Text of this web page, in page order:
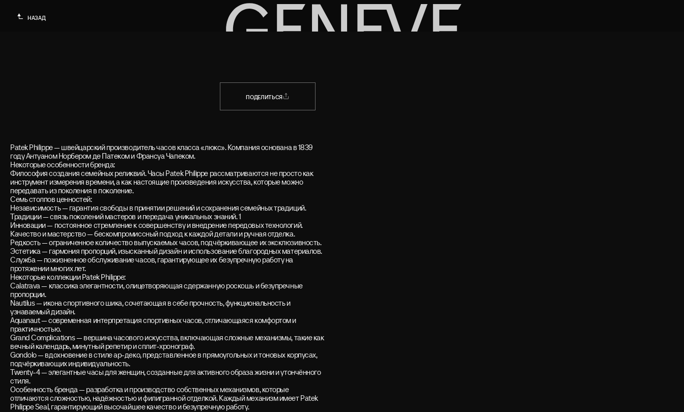
НАЗАД
ПОДЕЛИТЬСЯ
Patek Philippe — швейцарский производитель часов класса «люкс». Компания основана в 1839
году Антуаном Норбером де Патеком и Франсуа Чапеком.
Некоторые особенности бренда:
Философия создания семейных реликвий. Часы Patek Philippe рассматриваются не просто как
инструмент измерения времени, а как настоящие произведения искусства, которые можно
передавать из поколения в поколение.
Семь столпов ценностей:
Независимость — гарантия свободы в принятии решений и сохранения семейных традиций.
Традиции — связь поколений мастеров и передача уникальных знаний. 1
Инновации — постоянное стремление к совершенству и внедрение передовых технологий.
Качество и мастерство — бескомпромиссный подход к каждой детали и ручная отделка.
Редкость — ограниченное количество выпускаемых часов, подчёркивающее их эксклюзивность.
Эстетика — гармония пропорций, изысканный дизайн и использование благородных материалов.
Служба — пожизненное обслуживание часов, гарантирующее их безупречную работу на
протяжении многих лет.
Некоторые коллекции Patek Philippe:
Calatrava — классика элегантности, олицетворяющая сдержанную роскошь и безупречные
пропорции.
Nautilus — икона спортивного шика, сочетающая в себе прочность, функциональность и
узнаваемый дизайн.
Aquanaut — современная интерпретация спортивных часов, отличающаяся комфортом и
практичностью.
Grand Complications — вершина часового искусства, включающая сложные механизмы, такие как
вечный календарь, минутный репетир и сплит-хронограф.
Gondolo — вдохновение в стиле ар-деко, представленное в прямоугольных и тоновых корпусах,
подчёркивающих индивидуальность.
Twenty-4 — элегантные часы для женщин, созданные для активного образа жизни и утончённого
стиля.
Особенность бренда — разработка и производство собственных механизмов, которые
отличаются сложностью, надёжностью и филигранной отделкой. Каждый механизм имеет Patek
Philippe Seal, гарантирующий высочайшее качество и безупречную работу.